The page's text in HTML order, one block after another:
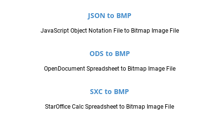
JSON to BMP
JavaScript Object Notation File to Bitmap Image File
ODS to BMP
OpenDocument Spreadsheet to Bitmap Image File
SXC to BMP
StarOffice Calc Spreadsheet to Bitmap Image File